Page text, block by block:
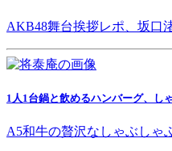
AKB48舞台挨拶レポ、坂口
1人1台鍋と飲めるハンバーグ、し
A5和牛の贅沢なしゃぶしゃ